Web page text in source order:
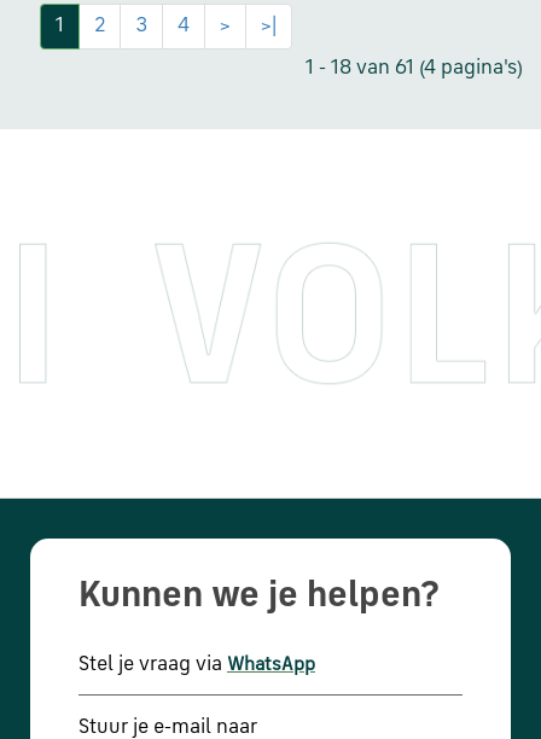
1 2 3 4 > >|
1 - 18 van 61 (4 pagina's)
Kunnen we je helpen?
Stel je vraag via WhatsApp
Stuur je e-mail naar